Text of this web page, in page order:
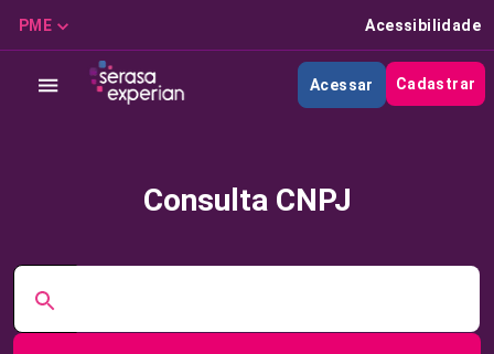
PME Acessibilidade
Acessar Cadastrar
Consulta CNPJ